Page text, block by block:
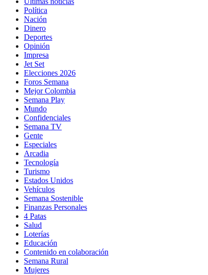
Política
Nación
Dinero
Deportes
Opinión
Impresa
Jet Set
Elecciones 2026
Foros Semana
Mejor Colombia
Semana Play
Mundo
Confidenciales
Semana TV
Gente
Especiales
Arcadia
Tecnología
Turismo
Estados Unidos
Vehículos
Semana Sostenible
Finanzas Personales
4 Patas
Salud
Loterías
Educación
Contenido en colaboración
Semana Rural
Mujeres